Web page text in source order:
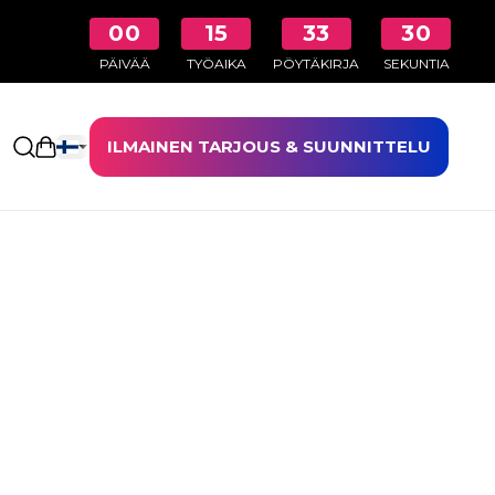
00
PÄIVÄÄ
15
TYÖAIKA
33
PÖYTÄKIRJA
29
SEKUNTIA
Avaa ostoskoriILMAINEN TARJOUS & SUUNNITTELU